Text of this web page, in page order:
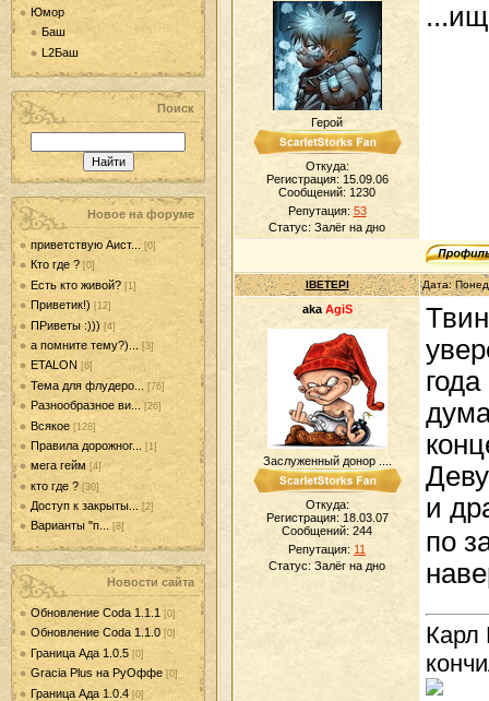
Юмор
Баш
L2Баш
Поиск
Новое на форуме
приветствую Аист... [0]
Кто где ? [0]
Есть кто живой? [1]
Приветик!) [12]
ПРиветы :))) [4]
а помните тему?)... [3]
ETALON [6]
Тема для флудеро... [76]
Разнообразное ви... [26]
Всякое [128]
Правила дорожног... [1]
мега гейм [4]
кто где ? [30]
Доступ к закрыты... [2]
Варианты "п... [8]
Новости сайта
Обновление Coda 1.1.1 [0]
Обновление Coda 1.1.0 [0]
Граница Ада 1.0.5 [0]
Gracia Plus на РуОффе [0]
Граница Ада 1.0.4 [0]
Герой
Откуда:
Регистрация: 15.09.06
Сообщений: 1230
Репутация: 53
Статус: Залёг на дно
lBETEPl Дата:
aka AgiS
Заслуженный донор ....
Откуда:
Регистрация: 18.03.07
Сообщений: 244
Репутация: 11
Статус: Залёг на дно
и
по
Карл